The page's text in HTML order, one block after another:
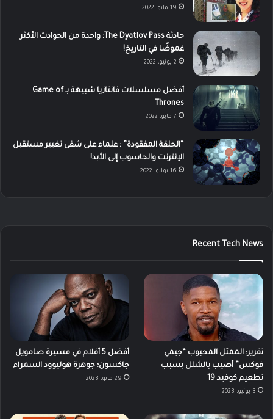
19 مايو، 2022
حادثة The Dyatlov Pass: واحدة من الحوادث الأكثر
غموضًا في التاريخ!
2 يونيو، 2022
أفضل مسلسلات فانتازيا شبيهة بـ Game of
Thrones
7 مايو، 2022
“الحلقة المفقودة” : علماء على شفى تغيير مستقبل
الإنترنت والحاسوب إلى الأبد!
16 يوليو، 2022
Recent Tech News
تقرير: الممثل المحبوب “جيمي
فوكس” أصيب بالشلل بسبب
تطعيم كوفيد 19
3 يونيو، 2023
أفضل 5 أفلام في مسيرة صامويل
جاكسون؛ جوهرة هوليوود السمراء
29 مايو، 2023